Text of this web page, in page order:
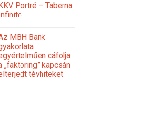
Portré – Taberna
MBH Bank
cáfolja
„faktoring” kapcsán
tévhiteket